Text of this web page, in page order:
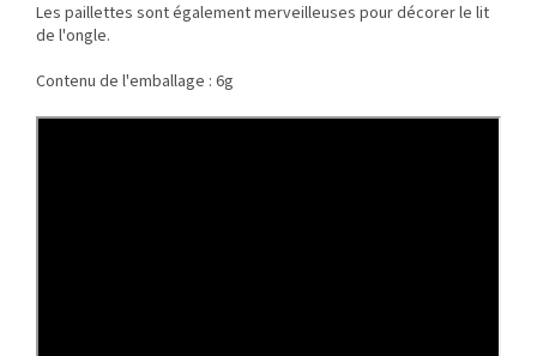
Les paillettes sont également merveilleuses pour décorer le lit
de l'ongle.
Contenu de l'emballage : 6g